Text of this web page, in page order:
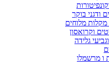
ודגני בוקר
מקלות מלוחים
וקרואסון
גלידה
ו מרשמלו